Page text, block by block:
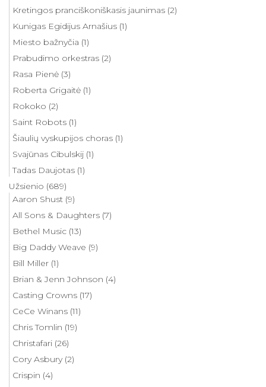
Kretingos pranciškoniškasis jaunimas (2)
Kunigas Egidijus Arnašius (1)
Miesto bažnyčia (1)
Prabudimo orkestras (2)
Rasa Pienė (3)
Roberta Grigaitė (1)
Rokoko (2)
Saint Robots (1)
Šiaulių vyskupijos choras (1)
Svajūnas Cibulskij (1)
Tadas Daujotas (1)
Užsienio (689)
Aaron Shust (9)
All Sons & Daughters (7)
Bethel Music (13)
Big Daddy Weave (9)
Bill Miller (1)
Brian & Jenn Johnson (4)
Casting Crowns (17)
CeCe Winans (11)
Chris Tomlin (19)
Christafari (26)
Cory Asbury(2)
Crispin (4)